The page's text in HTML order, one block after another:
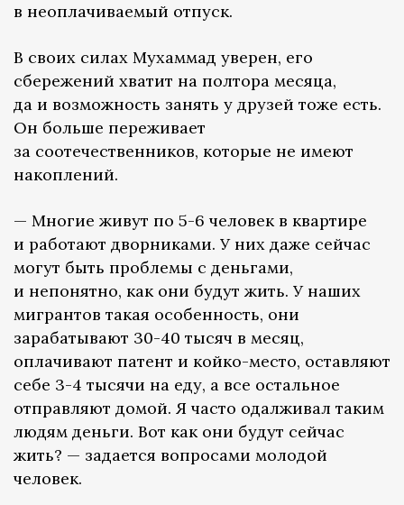
в неоплачиваемый отпуск.
В своих силах Мухаммад уверен, его
сбережений хватит на полтора месяца,
да и возможность занять у друзей тоже есть.
Он больше переживает
за соотечественников, которые не имеют
накоплений.
— Многие живут по 5-6 человек в квартире
и работают дворниками. У них даже сейчас
могут быть проблемы с деньгами,
и непонятно, как они будут жить. У наших
мигрантов такая особенность, они
зарабатывают 30-40 тысяч в месяц,
оплачивают патент и койко-место, оставляют
себе 3-4 тысячи на еду, а все остальное
отправляют домой. Я часто одалживал таким
людям деньги. Вот как они будут сейчас
жить? — задается вопросами молодой
человек.